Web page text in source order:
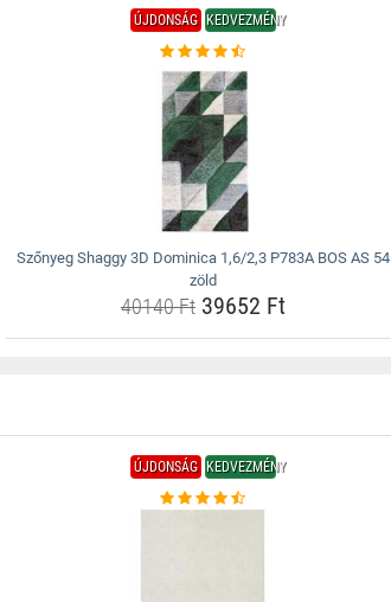
ÚJDONSÁG KEDVEZMÉNY
Szőnyeg Shaggy 3D Dominica 1,6/2,3 P783A BOS AS 54
zöld
40140 Ft39652 Ft
ÚJDONSÁG KEDVEZMÉNY